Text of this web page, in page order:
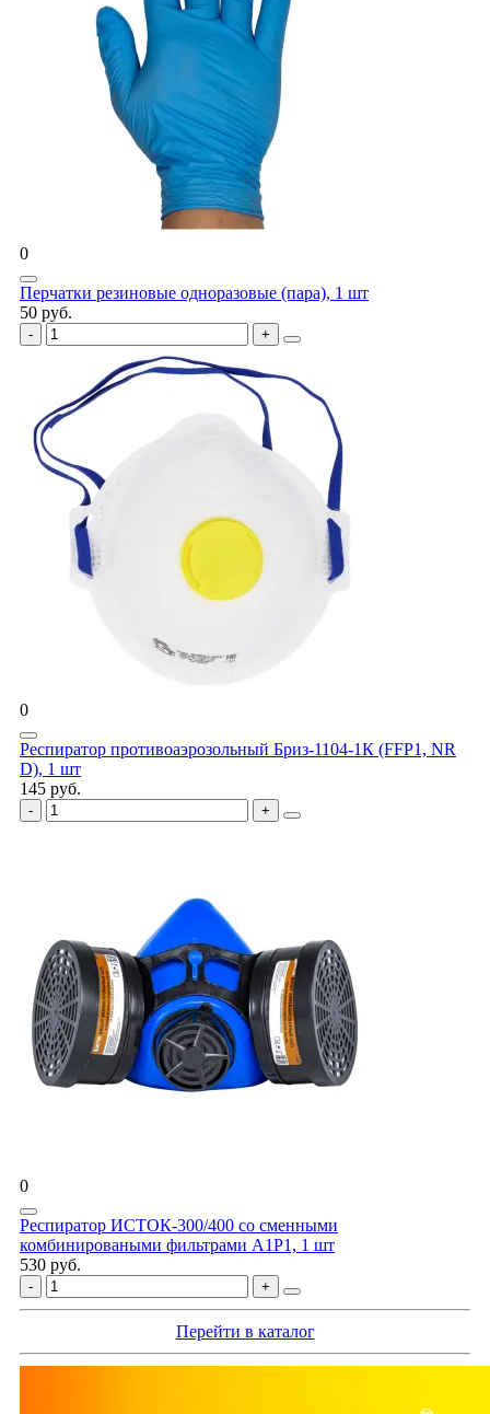
0
Перчатки резиновые одноразовые (пара), 1 шт
50 руб.
0
Респиратор противоаэрозольный Бриз-1104-1К (FFP1, NR
D), 1 шт
145 руб.
0
Респиратор ИСТОК-300/400 со сменными
комбинироваными фильтрами A1P1, 1 шт
530 руб.
Перейти в каталог